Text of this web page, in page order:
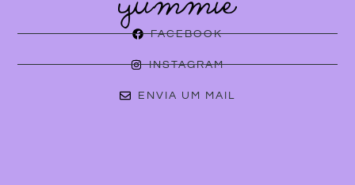
FACEBOOK
INSTAGRAM
ENVIA UM MAIL